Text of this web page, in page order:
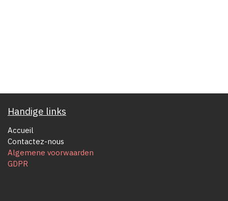
Handige links
Accueil
Contactez-nous
Algemene voorwaarden
GDPR